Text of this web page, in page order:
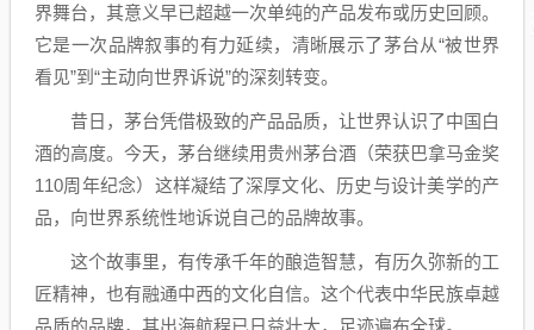
界舞台，其意义早已超越一次单纯的产品发布或历史回顾。
它是一次品牌叙事的有力延续，清晰展示了茅台从“被世界
看见”到“主动向世界诉说”的深刻转变。
昔日，茅台凭借极致的产品品质，让世界认识了中国白
酒的高度。今天，茅台继续用贵州茅台酒（荣获巴拿马金奖
110周年纪念）这样凝结了深厚文化、历史与设计美学的产
品，向世界系统性地诉说自己的品牌故事。
这个故事里，有传承千年的酿造智慧，有历久弥新的工
匠精神，也有融通中西的文化自信。这个代表中华民族卓越
品质的品牌，其出海航程已日益壮大，足迹遍布全球。